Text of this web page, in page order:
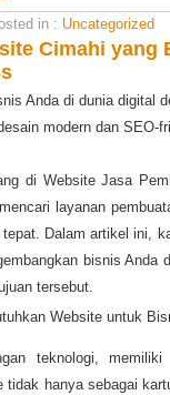
in : Uncategorized
Cimahi yang
Anda di dunia digital
modern dan SEO-
di Website Jasa
layanan
Dalam artikel ini,
bisnis
tersebut.
Website untuk
teknologi,
tidak hanya sebagai